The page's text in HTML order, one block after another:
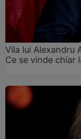
Vila lui Alexandru
Ce se vinde chiar